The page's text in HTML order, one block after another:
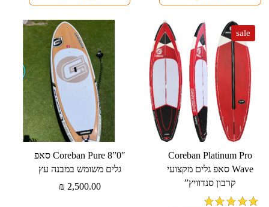
sale
⁦Coreban Platinum Pro
Wave⁩ סאפ גלים מקצועי
קרבון סנדוויץ”
למוצר
מספר
⁦Coreban Pure 8”0″⁩ סאפ
גלים משומש במבנה עץ
₪ 2,500.00